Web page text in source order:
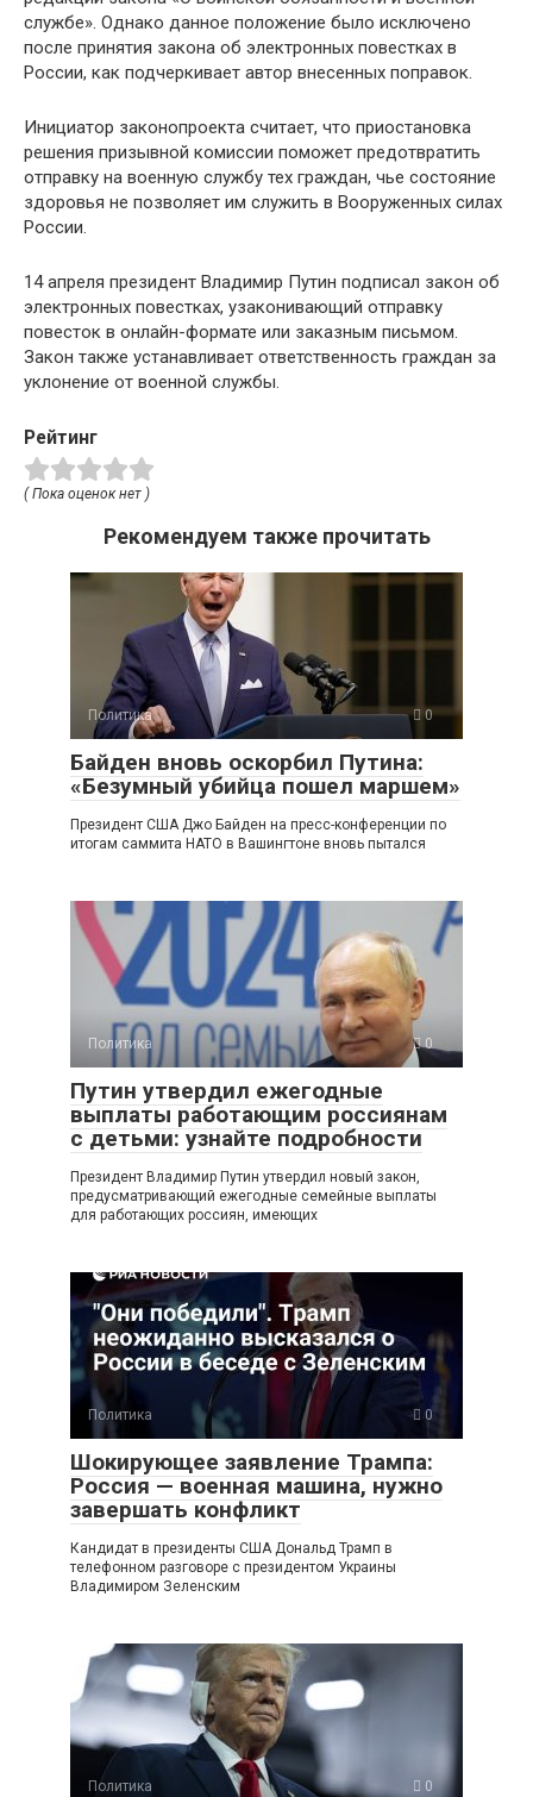
службе». Однако данное положение было исключено
после принятия закона об электронных повестках в
России, как подчеркивает автор внесенных поправок.
Инициатор законопроекта считает, что приостановка
решения призывной комиссии поможет предотвратить
отправку на военную службу тех граждан, чье состояние
здоровья не позволяет им служить в Вооруженных силах
России.
14 апреля президент Владимир Путин подписал закон об
электронных повестках, узаконивающий отправку
повесток в онлайн-формате или заказным письмом.
Закон также устанавливает ответственность граждан за
уклонение от военной службы.
Рейтинг
( Пока оценок нет )
Рекомендуем также прочитать
Политика 0
Байден вновь оскорбил Путина:
«Безумный убийца пошел маршем»
Президент США Джо Байден на пресс-конференции по
итогам саммита НАТО в Вашингтоне вновь пытался
Политика 0
Путин утвердил ежегодные
выплаты работающим россиянам
с детьми: узнайте подробности
Президент Владимир Путин утвердил новый закон,
предусматривающий ежегодные семейные выплаты
для работающих россиян, имеющих
Политика 0
Шокирующее заявление Трампа:
Россия — военная машина, нужно
завершать конфликт
Кандидат в президенты США Дональд Трамп в
телефонном разговоре с президентом Украины
Владимиром Зеленским
Политика 0